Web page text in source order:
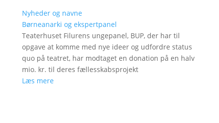
Nyheder og navne
Børneanarki og ekspertpanel
Teaterhuset Filurens ungepanel, BUP, der har til
opgave at komme med nye ideer og udfordre status
quo på teatret, har modtaget en donation på en halv
mio. kr. til deres fællesskabsprojekt
Læs mere